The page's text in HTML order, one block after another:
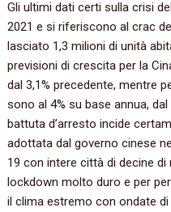
Gli ultimi dati certi sulla crisi
2021 e si riferiscono al crac
lasciato 1,3 milioni di unità
previsioni di crescita per la
dal 3,1% precedente, mentre
sono al 4% su base annua,
battuta d’arresto incide
adottata dal governo cinese
19 con intere città di decine
lockdown molto duro e per
il clima estremo con ondate